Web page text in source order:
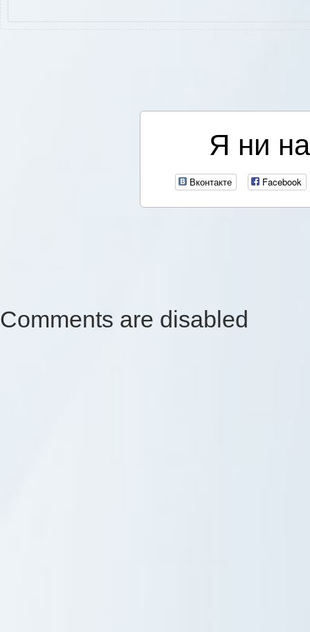
Я ни
Вконтакте Facebook
Comments are disabled